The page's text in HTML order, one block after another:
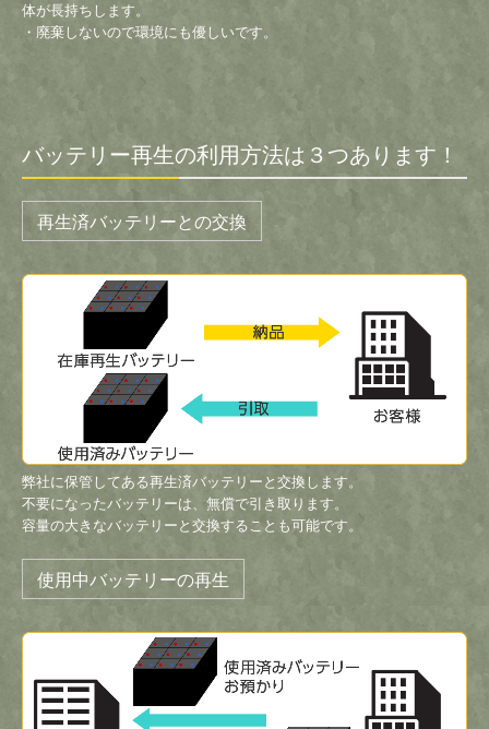
体が長持ちします。
・廃棄しないので環境にも優しいです。
バッテリー再生の利用方法は３つあります！
再生済バッテリーとの交換
弊社に保管してある再生済バッテリーと交換します。
不要になったバッテリーは、無償で引き取ります。
容量の大きなバッテリーと交換することも可能です。
使用中バッテリーの再生